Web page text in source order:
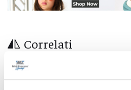
Correlati